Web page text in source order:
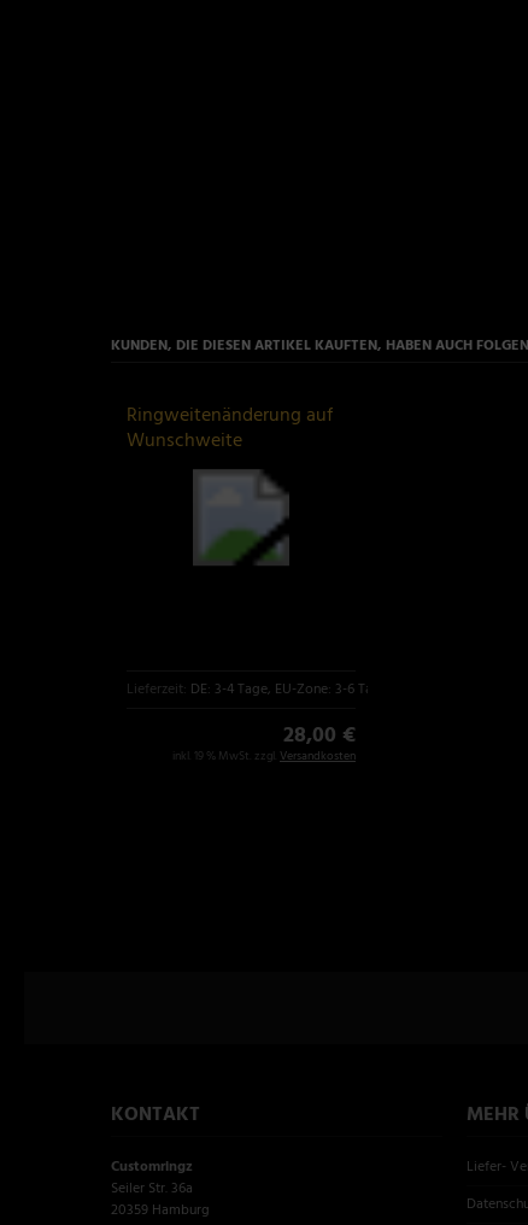
KUNDEN, DIE DIESEN ARTIKEL KAUFTEN, HABEN AUCH
Ringweitenänderung auf
Wunschweite
Lieferzeit: DE: 3-4 Tage, EU-Zone: 3-6 Tage
28,00 €
inkl. 19 % MwSt. zzgl. Versandkosten
KONTAKT
Customringz
Seiler Str. 36a
20359 Hamburg
MEHR
Liefer-